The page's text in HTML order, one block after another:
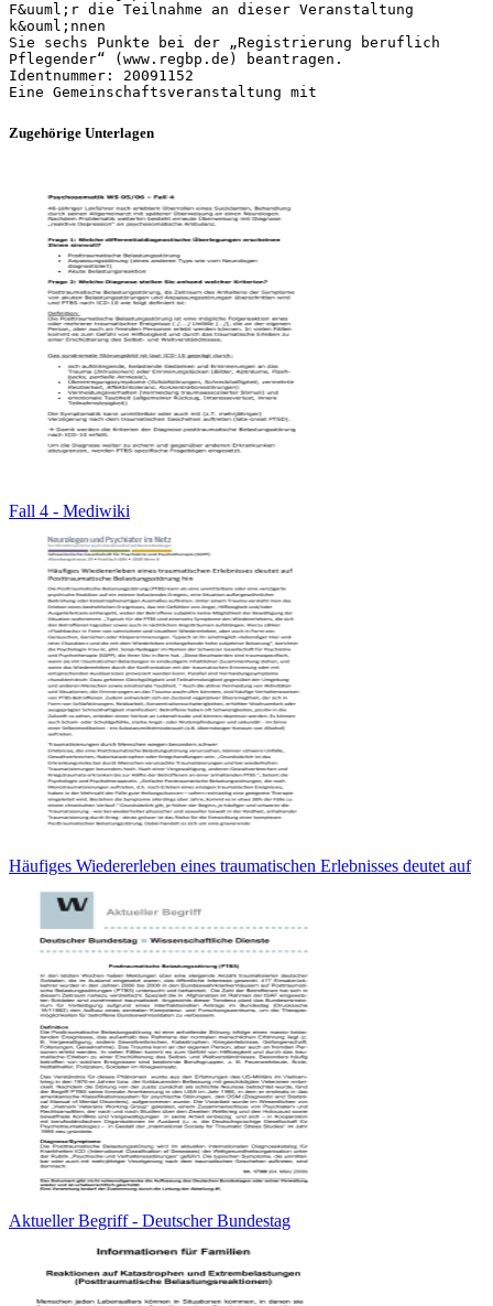
F&uuml;r die Teilnahme an dieser Veranstaltung
k&ouml;nnen
Sie sechs Punkte bei der „Registrierung beruflich
Pflegender“ (www.regbp.de) beantragen.
Identnummer: 20091152
Zugehörige Unterlagen
Fall 4 - Mediwiki
Häufiges Wiedererleben eines traumatischen Erlebnisses deutet auf
Aktueller Begriff - Deutscher Bundestag